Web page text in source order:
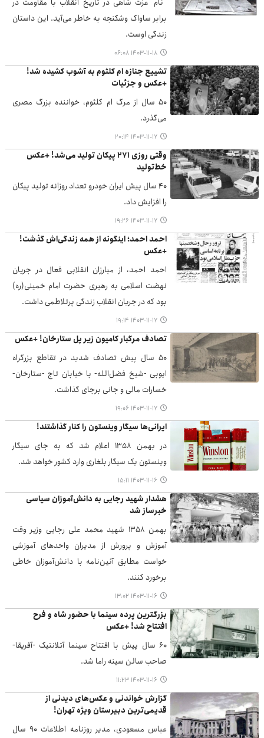
برابر ساواک وشکنجه به خاطر می‌آید. این داستان
زندگی اوست.
۱۴۰۳-۱۱-۱۸ ۰۶:۰۸
تشییع جنازه ام کلثوم به آشوب کشیده شد!
+عکس و جزئیات
۵۰ سال از مرگ ام کلثوم، خواننده بزرگ مصری
می‌گذرد.
۱۴۰۳-۱۱-۱۷ ۲۰:۱۴
وقتی روزی ۲۷۱ پیکان تولید می‌شد! +عکس
خط‌تولید
۴۰ سال پیش ایران خودرو تعداد روزانه تولید پیکان
را افزایش داد.
۱۴۰۳-۱۱-۱۷ ۱۹:۲۶
احمد احمد؛ اینگونه از همه زندگی‌اش گذشت!
+عکس‌
احمد احمد، از مبارزان انقلابی فعال در جریان
نهضت اسلامی به رهبری حضرت امام خمینی(ره)
بود که در جریان انقلاب زندگی پرتلاطمی داشت.
۱۴۰۳-۱۱-۱۷ ۱۹:۱۴
تصادف مرگبار کامیون زیر پل ستارخان! +عکس
۵۰ سال پیش تصادف شدید در تقاطع بزرگراه
ایوبی -شیخ فضل‌الله- با خیابان تاج -ستارخان-
خسارات مالی و جانی برجای گذاشت.
۱۴۰۳-۱۱-۱۷ ۱۹:۰۶
ایرانی‌ها سیگار وینستون را کنار گذاشتند!
در بهمن ۱۳۵۸ اعلام شد که به جای سیگار
وینستون یک سیگار بلغاری وارد کشور خواهد شد.
۱۴۰۳-۱۱-۱۶ ۱۵:۱۱
هشدار شهید رجایی به دانش‌آموزان سیاسی
خبرساز شد
بهمن ۱۳۵۸ شهید محمد علی رجایی وزیر وقت
آموزش و پرورش از مدیران واحدهای آموزشی
خواست مطابق آئین‌نامه با دانش‌آموزان خاطی
برخورد کنند.
۱۴۰۳-۱۱-۱۶ ۱۳:۰۲
بزرگترین پرده سینما با حضور شاه و فرح
افتتاح شد! +عکس‌
۶۰ سال پیش با افتتاح سینما آتلانتیک -آفریقا-
صاحب سالن سینه راما شد.
۱۴۰۳-۱۱-۱۶ ۱۱:۲۳
گزارش خواندنی و عکس‌های دیدنی از
قدیمی‌ترین دبیرستان ویژه تهران!
عباس مسعودی، مدیر روزنامه اطلاعات ۹۰ سال